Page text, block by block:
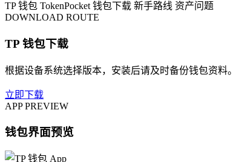
TP 钱包 TokenPocket 钱包下载 新手路线 资产问题
DOWNLOAD ROUTE
TP 钱包下载
根据设备系统选择版本，安装后请及时备份钱包资料。
立即下载
APP PREVIEW
钱包界面预览